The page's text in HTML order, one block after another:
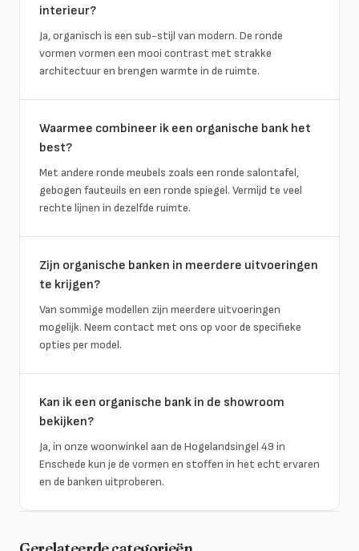
interieur?
Ja, organisch is een sub-stijl van modern. De ronde
vormen vormen een mooi contrast met strakke
architectuur en brengen warmte in de ruimte.
Waarmee combineer ik een organische bank het
best?
Met andere ronde meubels zoals een ronde salontafel,
gebogen fauteuils en een ronde spiegel. Vermijd te veel
rechte lijnen in dezelfde ruimte.
Zijn organische banken in meerdere uitvoeringen
te krijgen?
Van sommige modellen zijn meerdere uitvoeringen
mogelijk. Neem contact met ons op voor de specifieke
opties per model.
Kan ik een organische bank in de showroom
bekijken?
Ja, in onze woonwinkel aan de Hogelandsingel 49 in
Enschede kun je de vormen en stoffen in het echt ervaren
en de banken uitproberen.